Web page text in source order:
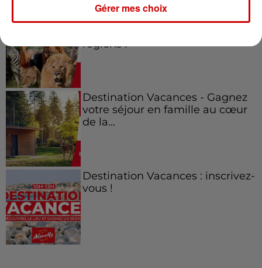
Le Duel - Gagnez vos entrées
régions !
Destination Vacances - Gagnez
votre séjour en famille au cœur
de la...
Destination Vacances : inscrivez-
vous !
Gérer mes choix